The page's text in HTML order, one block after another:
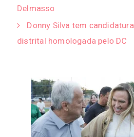
Delmasso
Donny Silva tem
distrital homologada pelo DC